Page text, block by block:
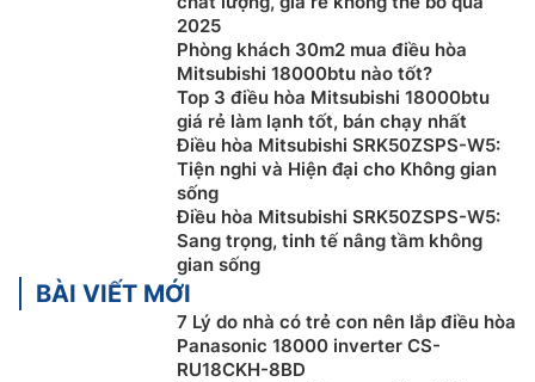
Công nghệ Ion 24 giờ
điều hòa Mitsubishi inverter
SRK50ZSPS-W5/SRC50ZSPS-W5 được phủ một lớp
sơn đặc biệt có khả năng phóng thích ion âm khử mùi.
Ngay cả khi máy không hoạt động bộ phận này cũng
sản sinh ra một lượng ion âm đáng kể. Như vậy trên
2025
Phòng khách 30m2 mua điều hòa
Mitsubishi 18000btu nào tốt?
Top 3 điều hòa Mitsubishi 18000btu
giá rẻ làm lạnh tốt, bán chạy nhất
Điều hòa Mitsubishi SRK50ZSPS-W5:
Tiện nghi và Hiện đại cho Không gian
sống
Điều hòa Mitsubishi SRK50ZSPS-W5:
Sang trọng, tinh tế nâng tầm không
gian sống
BÀI VIẾT MỚI
7 Lý do nhà có trẻ con nên lắp điều hòa
Panasonic 18000 inverter CS-
RU18CKH-8BD